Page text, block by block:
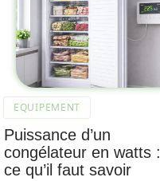
EQUIPEMENT
Puissance d’un
congélateur en watts :
ce qu’il faut savoir